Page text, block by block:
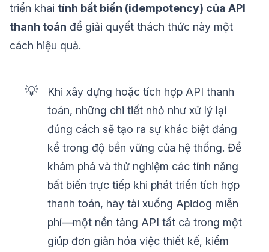
triển khai tính bất biến (idempotency) của API
thanh toán để giải quyết thách thức này một
cách hiệu quả.
💡
Khi xây dựng hoặc tích hợp API thanh
toán, những chi tiết nhỏ như xử lý lại
đúng cách sẽ tạo ra sự khác biệt đáng
kể trong độ bền vững của hệ thống. Để
khám phá và thử nghiệm các tính năng
bất biến trực tiếp khi phát triển tích hợp
thanh toán, hãy tải xuống Apidog miễn
phí—một nền tảng API tất cả trong một
giúp đơn giản hóa việc thiết kế, kiểm